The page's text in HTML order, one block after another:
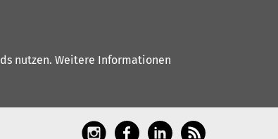
nutzen. Weitere Informationen